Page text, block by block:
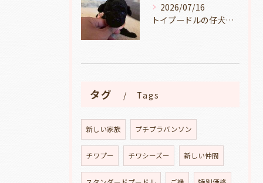
2026/07/16
トイプードルの仔犬のお目目があいたよ👀🐶岐阜県養老町のブリーダーワンダフルパピーです。
タグ Tags
新しい家族 プチプラバンソン
チワプー チワシーズー 新しい仲間